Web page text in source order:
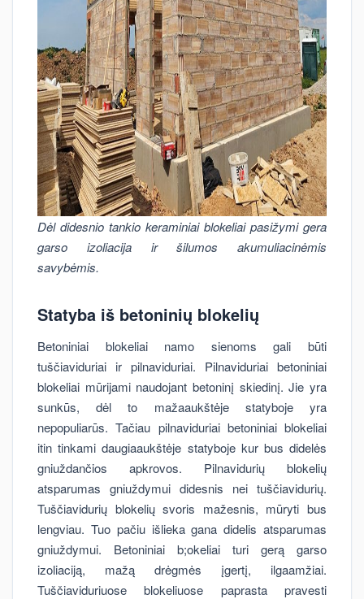
Dėl didesnio tankio keraminiai blokeliai pasižymi gera
garso izoliacija ir šilumos akumuliacinėmis
savybėmis.
Statyba iš betoninių blokelių
Betoniniai blokeliai namo sienoms gali būti
tuščiaviduriai ir pilnaviduriai. Pilnaviduriai betoniniai
blokeliai mūrijami naudojant betoninį skiedinį. Jie yra
sunkūs, dėl to mažaaukštėje statyboje yra
nepopuliarūs. Tačiau pilnaviduriai betoniniai blokeliai
itin tinkami daugiaaukštėje statyboje kur bus didelės
gniuždančios apkrovos. Pilnavidurių blokelių
atsparumas gniuždymui didesnis nei tuščiavidurių.
Tuščiavidurių blokelių svoris mažesnis, mūryti bus
lengviau. Tuo pačiu išlieka gana didelis atsparumas
gniuždymui. Betoniniai b;okeliai turi gerą garso
izoliaciją, mažą drėgmės įgertį, ilgaamžiai.
Tuščiaviduriuose blokeliuose paprasta pravesti